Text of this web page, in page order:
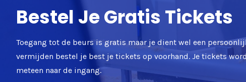
Bestel Je Gratis Tickets
Toegang tot de beurs is gratis maar je dient wel een
vermijden bestel je best je tickets op voorhand. Je tickets
meteen naar de ingang.